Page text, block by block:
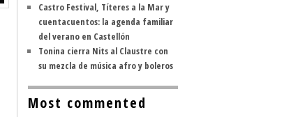
Castro Festival, Títeres a la Mar y
cuentacuentos: la agenda familiar
del verano en Castellón
Tonina cierra Nits al Claustre con
su mezcla de música afro y boleros
Most commented